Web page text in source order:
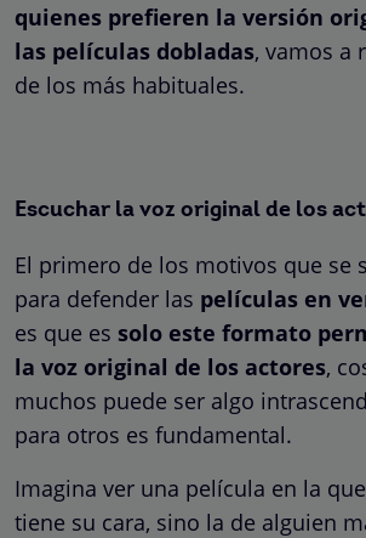
quienes prefieren la versión
las películas dobladas, vamos a
de los más habituales.
Escuchar la voz original de los
El primero de los motivos que se
para defender las películas en
es que es solo este formato
la voz original de los actores,
muchos puede ser algo
para otros es fundamental.
Imagina ver una película en la
tiene su cara, sino la de alguien